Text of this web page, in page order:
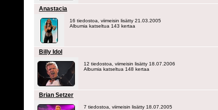
Anastacia
16 tiedostoa, viimeisin lisätty 21.03.2005
Albumia katseltua 143 kertaa
Billy Idol
12 tiedostoa, viimeisin lisätty 18.07.2006
Albumia katseltua 148 kertaa
Brian Setzer
7 tiedostoa, viimeisin lisätty 18.07.2005